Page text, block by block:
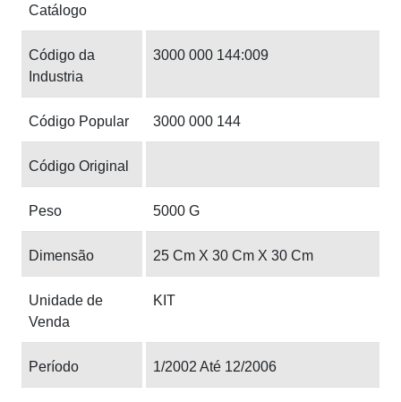
Catálogo
Código da
Industria
3000 000 144:009
Código Popular 3000 000 144
Código Original
Peso 5000 G
Dimensão 25 Cm X 30 Cm X 30 Cm
Unidade de
Venda
KIT
Período 1/2002 Até 12/2006